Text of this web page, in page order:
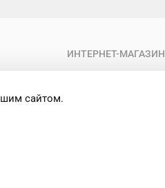
ИНТЕРНЕТ-МАГАЗИН
сайтом.